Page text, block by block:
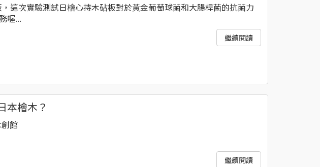
這次實驗測試日檜心持木砧板對於黃金葡萄球菌和大腸桿菌的抗菌力
喔...
繼續閱讀
本檜木？
館
繼續閱讀